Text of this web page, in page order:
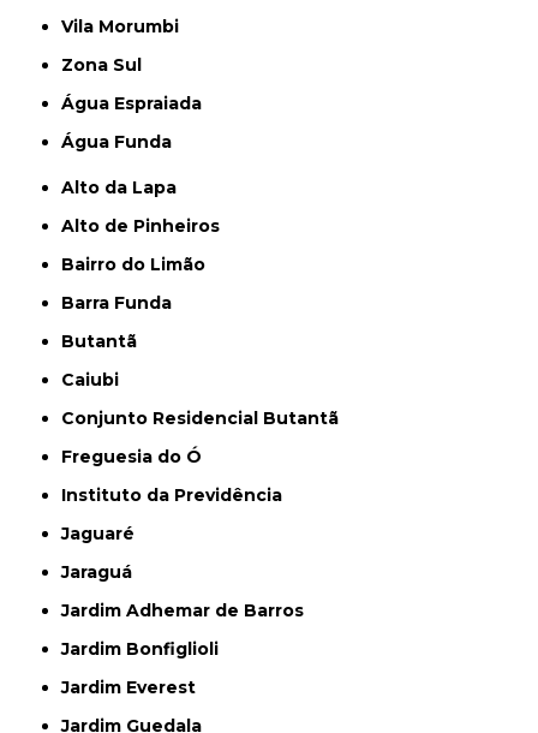
Vila Morumbi
Zona Sul
Água Espraiada
Água Funda
Alto da Lapa
Alto de Pinheiros
Bairro do Limão
Barra Funda
Butantã
Caiubi
Conjunto Residencial Butantã
Freguesia do Ó
Instituto da Previdência
Jaguaré
Jaraguá
Jardim Adhemar de Barros
Jardim Bonfiglioli
Jardim Everest
Jardim Guedala